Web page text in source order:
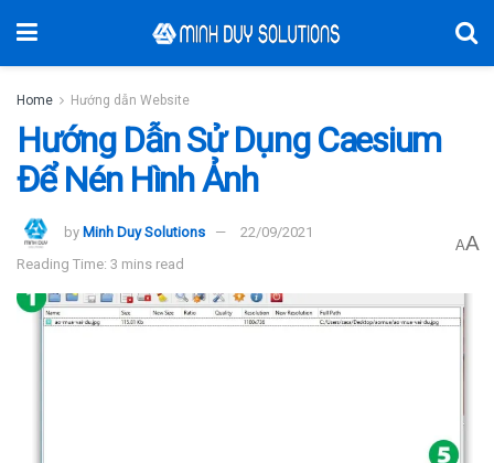
Home Hướng dẫn Website
Hướng Dẫn Sử Dụng Caesium
Để Nén Hình Ảnh
by Minh Duy Solutions
22/09/2021
Reading Time: 3 mins read
AA